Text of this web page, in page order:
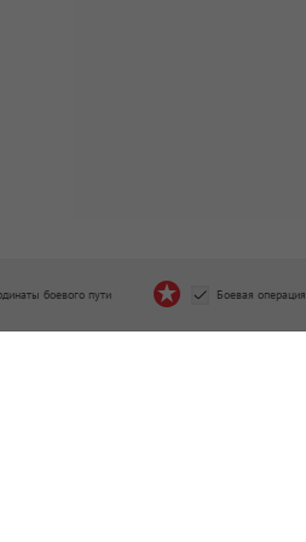
боевого пути Боевая операция